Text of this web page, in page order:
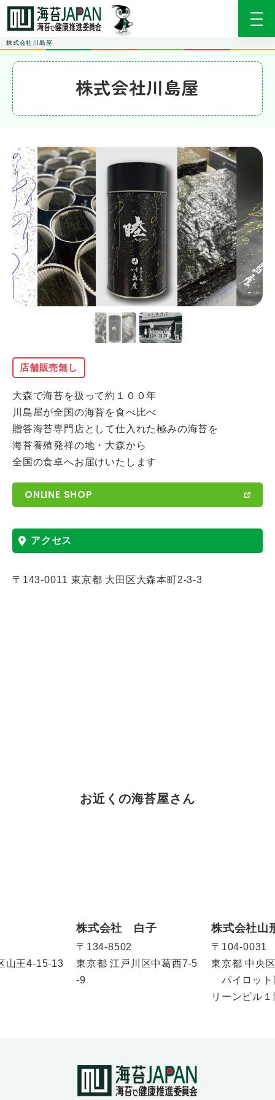
株式会社川島屋
株式会社川島屋
店舗販売無し
大森で海苔を扱って約１００年
川島屋が全国の海苔を食べ比べ
贈答海苔専門店として仕入れた極みの海苔を
海苔養殖発祥の地・大森から
全国の食卓へお届けいたします
ONLINE SHOP
アクセス
〒143-0011 東京都 大田区大森本町2-3-3
お近くの海苔屋さん
山王4-15-13
株式会社 白子
〒134-8502
東京都 江戸川区中葛西7-5
-9
株式会社山
〒104-0031
東京都 中央
パイロット
リーンビル